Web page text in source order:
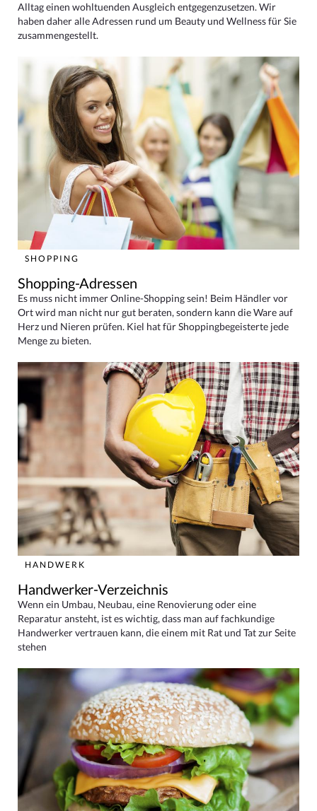
Alltag einen wohltuenden Ausgleich entgegenzusetzen. Wir
haben daher alle Adressen rund um Beauty und Wellness für Sie
zusammengestellt.
SHOPPING
Shopping-Adressen
Es muss nicht immer Online-Shopping sein! Beim Händler vor
Ort wird man nicht nur gut beraten, sondern kann die Ware auf
Herz und Nieren prüfen. Kiel hat für Shoppingbegeisterte jede
Menge zu bieten.
HANDWERK
Handwerker-Verzeichnis
Wenn ein Umbau, Neubau, eine Renovierung oder eine
Reparatur ansteht, ist es wichtig, dass man auf fachkundige
Handwerker vertrauen kann, die einem mit Rat und Tat zur Seite
stehen